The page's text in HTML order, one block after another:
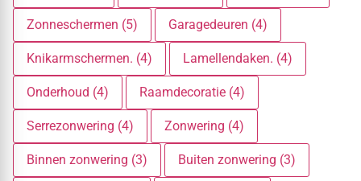
Zonneschermen (5) Garagedeuren (4)
Knikarmschermen. (4) Lamellendaken. (4)
Onderhoud (4) Raamdecoratie (4)
Serrezonwering (4) Zonwering (4)
Binnen zonwering (3) Buiten zonwering (3)